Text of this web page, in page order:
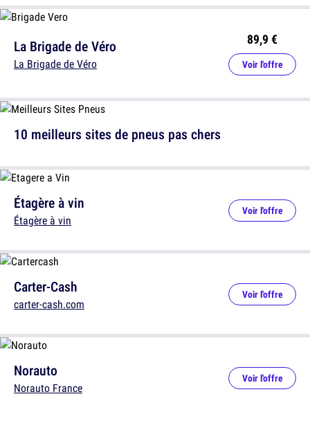
La Brigade de Véro
La Brigade de Véro
89,9 €
Voir l'offre
Étagère à vin
Étagère à vin
Voir l'offre
Norauto
Norauto France
Voir l'offre
10 meilleurs sites de pneus pas chers
Carter-Cash
carter-cash.com
Voir l'offre